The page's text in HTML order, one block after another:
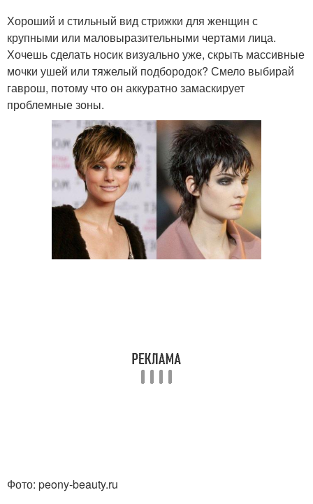
Хороший и стильный вид стрижки для женщин с
крупными или маловыразительными чертами лица.
Хочешь сделать носик визуально уже, скрыть массивные
мочки ушей или тяжелый подбородок? Смело выбирай
гаврош, потому что он аккуратно замаскирует
проблемные зоны.
Фото: peony-beauty.ru